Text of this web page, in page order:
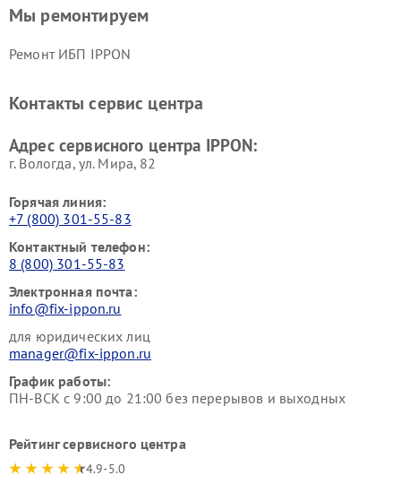
Мы ремонтируем
Ремонт ИБП IPPON
Контакты сервис центра
Адрес сервисного центра IPPON:
г. Вологда, ул. Мира, 82
Горячая линия:
+7 (800) 301-55-83
Контактный телефон:
8 (800) 301-55-83
Электронная почта:
info@fix-ippon.ru
для юридических лиц
manager@fix-ippon.ru
График работы:
ПН-ВСК с 9:00 до 21:00 без перерывов и выходных
Рейтинг сервисного центра
4.9-5.0